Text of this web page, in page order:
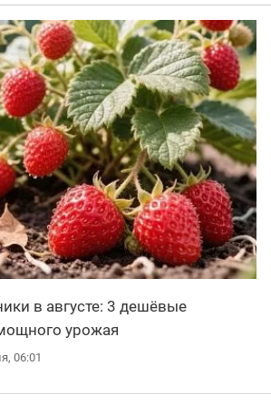
в августе: 3 дешёвые
урожая
06:01